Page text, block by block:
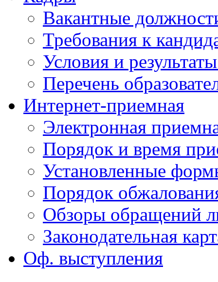
Вакантные
Требования к
Условия и
Перечень
Интернет-приемная
Электронная
Порядок и время
Установленные
Порядок
Обзоры обращений
Законодательная
Оф. выступления